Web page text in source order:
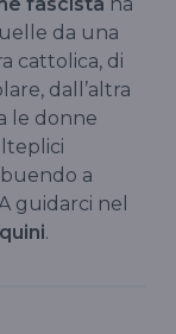
da una
cattolica, di
dall’altra
le donne
a
guidarci nel
.